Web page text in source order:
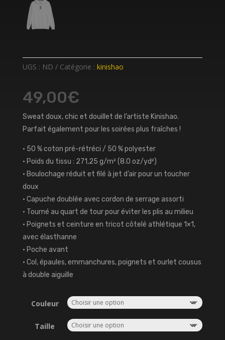
UGS : ND Catégorie : kinishao
49,00€
Sweat doux, chic et douillet de l’artiste Kinishao.
Parfait également pour les soirées plus fraîches !
• 50 % coton pré-rétréci / 50 % polyester
• Poids du tissu : 271,25 g/m² (8.0 oz/yd²)
• Boulochage réduit et filé à jet d’air pour un toucher
doux
• Capuche doublée avec cordon de serrage assorti
• Tourné au quart de tour pour éviter les plis au milieu
• Poignets et ceinture en tricot côtelé athlétique 1×1,
avec élasthanne
• Poche avant
• Col, épaules, emmanchures, poignets et ourlet cousus
à double aiguille
Couleur
Taille